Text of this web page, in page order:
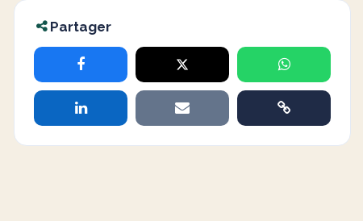
Partager